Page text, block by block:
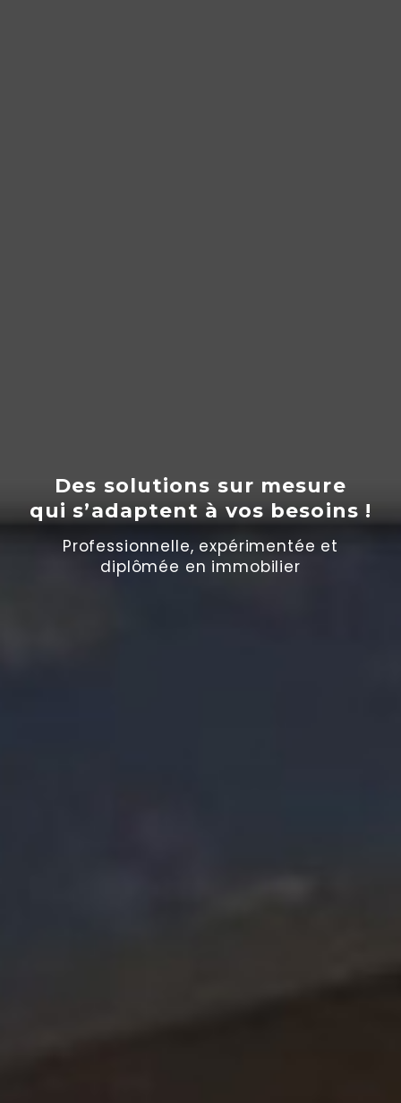
Des solutions sur mesure
qui s’adaptent à vos besoins !
Professionnelle, expérimentée et
diplômée en immobilier